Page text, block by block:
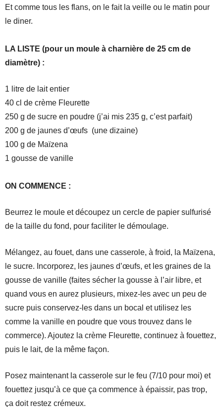
Et comme tous les flans, on le fait la veille ou le matin pour
le diner.
LA LISTE (pour un moule à charnière de 25 cm de
diamètre) :
1 litre de lait entier
40 cl de crème Fleurette
250 g de sucre en poudre (j’ai mis 235 g, c’est parfait)
200 g de jaunes d’œufs (une dizaine)
100 g de Maïzena
1 gousse de vanille
ON COMMENCE :
Beurrez le moule et découpez un cercle de papier sulfurisé
de la taille du fond, pour faciliter le démoulage.
Mélangez, au fouet, dans une casserole, à froid, la Maïzena,
le sucre. Incorporez, les jaunes d’œufs, et les graines de la
gousse de vanille (faites sécher la gousse à l’air libre, et
quand vous en aurez plusieurs, mixez-les avec un peu de
sucre puis conservez-les dans un bocal et utilisez les
comme la vanille en poudre que vous trouvez dans le
commerce). Ajoutez la crème Fleurette, continuez à fouettez,
puis le lait, de la même façon.
Posez maintenant la casserole sur le feu (7/10 pour moi) et
fouettez jusqu’à ce que ça commence à épaissir, pas trop,
ça doit restez crémeux.